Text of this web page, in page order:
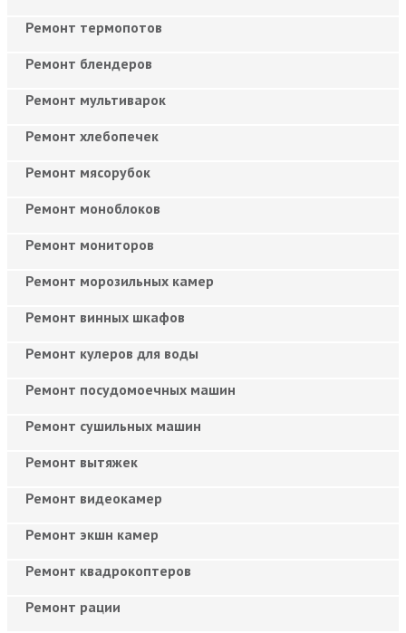
Ремонт термопотов
Ремонт блендеров
Ремонт мультиварок
Ремонт хлебопечек
Ремонт мясорубок
Ремонт моноблоков
Ремонт мониторов
Ремонт морозильных камер
Ремонт винных шкафов
Ремонт кулеров для воды
Ремонт посудомоечных машин
Ремонт сушильных машин
Ремонт вытяжек
Ремонт видеокамер
Ремонт экшн камер
Ремонт квадрокоптеров
Ремонт рации